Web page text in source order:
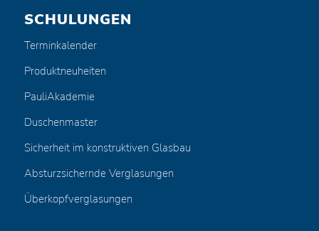
SCHULUNGEN
Terminkalender
Produktneuheiten
PauliAkademie
Duschenmaster
Sicherheit im konstruktiven Glasbau
Absturzsichernde Verglasungen
Überkopfverglasungen